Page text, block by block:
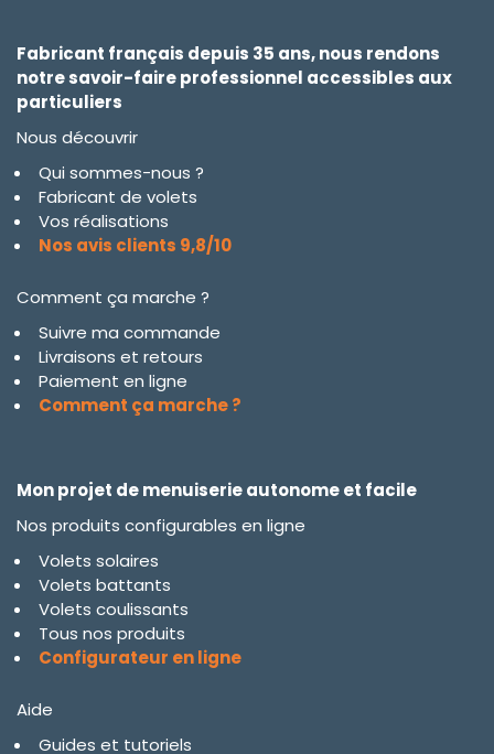
Fabricant français depuis 35 ans, nous rendons
notre savoir-faire professionnel accessibles aux
particuliers
Nous découvrir
Qui sommes-nous ?
Fabricant de volets
Vos réalisations
Nos avis clients 9,8/10
Comment ça marche ?
Suivre ma commande
Livraisons et retours
Paiement en ligne
Comment ça marche ?
Mon projet de menuiserie autonome et facile
Nos produits configurables en ligne
Volets solaires
Volets battants
Volets coulissants
Tous nos produits
Configurateur en ligne
Aide
Guides et tutoriels